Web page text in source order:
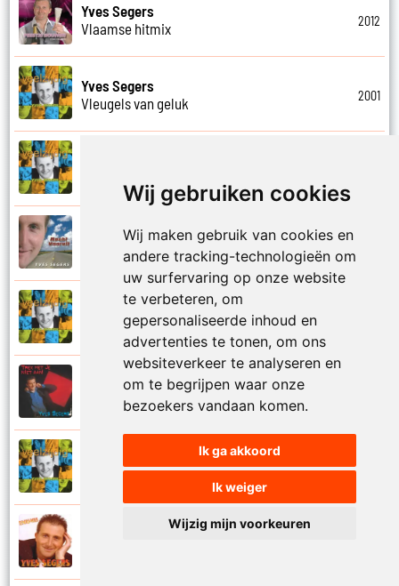
Wij gebruiken cookies
Wij maken gebruik van cookies en
andere tracking-technologieën om
uw surfervaring op onze website
te verbeteren, om
gepersonaliseerde inhoud en
advertenties te tonen, om ons
websiteverkeer te analyseren en
om te begrijpen waar onze
bezoekers vandaan komen.
Ik ga akkoord
Ik weiger
Wijzig mijn voorkeuren
Yves Segers
Vlaamse hitmix
2012
Yves Segers
Vleugels van geluk
2001
Yves Segers
Yves Segers
Voor je gaat
Yves Segers
Voor jou
Vriendschap